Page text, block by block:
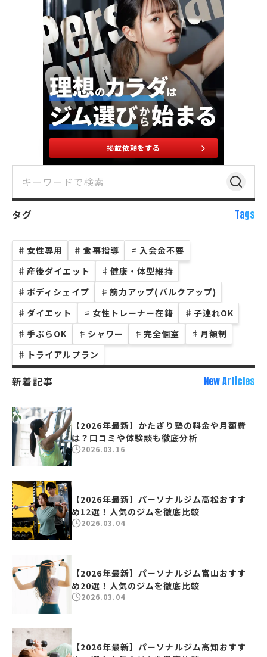
掲載依頼をする
タグ Tags
♯ 女性専用 ♯ 食事指導 ♯ 入会金不要
♯ 産後ダイエット ♯ 健康・体型維持
♯ ボディシェイプ ♯ 筋力アップ(バルクアップ)
♯ ダイエット ♯ 女性トレーナー在籍 ♯ 子連れOK
♯ 手ぶらOK ♯ シャワー ♯ 完全個室 ♯ 月額制
♯ トライアルプラン
新着記事 New Articles
【2026年最新】かたぎり塾の料金や月額費
は？口コミや体験談も徹底分析
2026.03.16
【2026年最新】パーソナルジム高松おすす
め12選！人気のジムを徹底比較
2026.03.04
【2026年最新】パーソナルジム富山おすす
め20選！人気のジムを徹底比較
2026.03.04
【2026年最新】パーソナルジム高知おすす